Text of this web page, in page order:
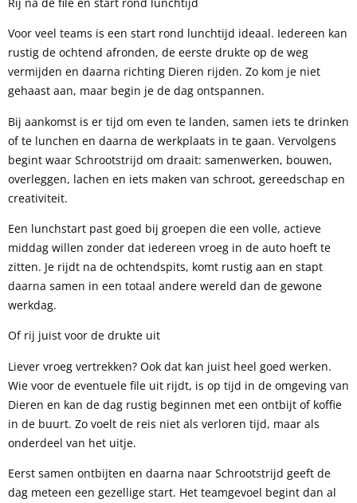
Voor veel teams is een start rond lunchtijd ideaal. Iedereen kan
rustig de ochtend afronden, de eerste drukte op de weg
vermijden en daarna richting Dieren rijden. Zo kom je niet
gehaast aan, maar begin je de dag ontspannen.
Bij aankomst is er tijd om even te landen, samen iets te drinken
of te lunchen en daarna de werkplaats in te gaan. Vervolgens
begint waar Schrootstrijd om draait: samenwerken, bouwen,
overleggen, lachen en iets maken van schroot, gereedschap en
creativiteit.
Een lunchstart past goed bij groepen die een volle, actieve
middag willen zonder dat iedereen vroeg in de auto hoeft te
zitten. Je rijdt na de ochtendspits, komt rustig aan en stapt
daarna samen in een totaal andere wereld dan de gewone
werkdag.
Of rij juist voor de drukte uit
Liever vroeg vertrekken? Ook dat kan juist heel goed werken.
Wie voor de eventuele file uit rijdt, is op tijd in de omgeving van
Dieren en kan de dag rustig beginnen met een ontbijt of koffie
in de buurt. Zo voelt de reis niet als verloren tijd, maar als
onderdeel van het uitje.
Eerst samen ontbijten en daarna naar Schrootstrijd geeft de
dag meteen een gezellige start. Het teamgevoel begint dan al